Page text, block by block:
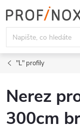
na
obsah
"L" profily
Nerez
300cm